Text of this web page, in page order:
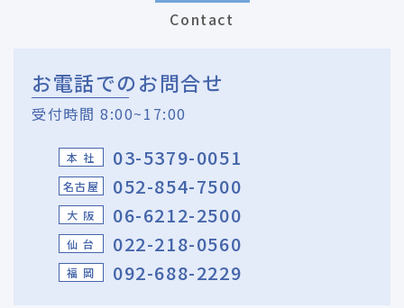
Contact
お電話でのお問合せ
受付時間 8:00~17:00
本 社 03-5379-0051
名古屋 052-854-7500
大 阪 06-6212-2500
仙 台 022-218-0560
福 岡 092-688-2229